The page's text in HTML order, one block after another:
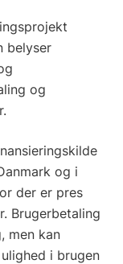
belyser
og
og i
der er pres
Brugerbetaling
men kan
i brugen